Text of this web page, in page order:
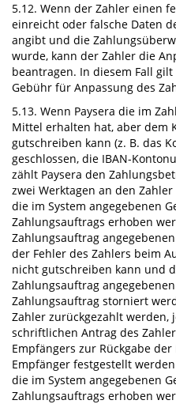
5.12. Wenn der Zahler einen
einreicht oder falsche Daten
angibt und die
wurde, kann der Zahler die
beantragen. In diesem Fall
Gebühr für Anpassung des
5.13. Wenn Paysera die im
Mittel erhalten hat, aber dem
gutschreiben kann (z. B. das
geschlossen, die IBAN-
zählt Paysera den
zwei Werktagen an den
die im System angegebenen
Zahlungsauftrags erhoben
Zahlungsauftrag
der Fehler des Zahlers beim
nicht gutschreiben kann und
Zahlungsauftrag
Zahlungsauftrag storniert
Zahler zurückgezahlt werden,
schriftlichen Antrag des
Empfängers zur Rückgabe
Empfänger festgestellt
die im System angegebenen
Zahlungsauftrags erhoben